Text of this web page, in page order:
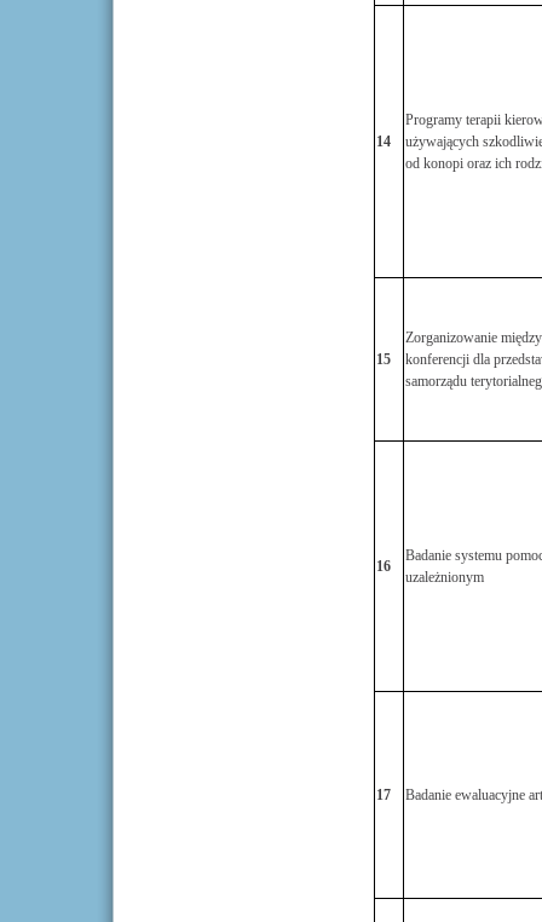
14
Programy terapii
używających
od konopi oraz ich
15
Zorganizowanie
konferencji dla
samorządu
16
Badanie systemu
uzależnionym
17 Badanie ewaluacyjne